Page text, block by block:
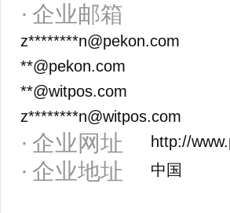
企业邮箱
z********n@pekon.com
**@pekon.com
**@witpos.com
z********n@witpos.com
企业网址 http://
企业地址 中国